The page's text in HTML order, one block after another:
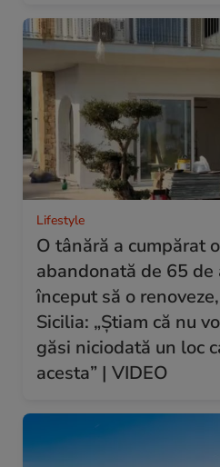
Lifestyle
O tânără a cumpărat
abandonată de 65 de
început să o
Sicilia: „Știam că nu
găsi niciodată un loc
acesta” | VIDEO